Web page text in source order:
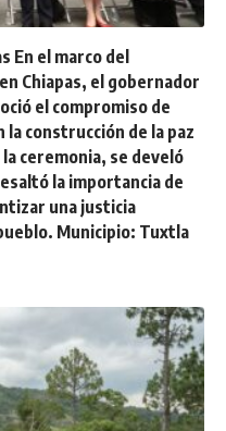
En el marco del
Chiapas, el gobernador
el compromiso de
construcción de la paz
ceremonia, se develó
la importancia de
una justicia
Municipio: Tuxtla